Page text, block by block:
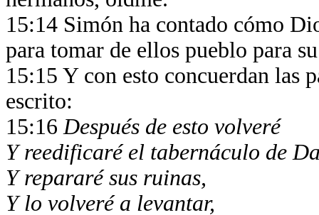
15:14 Simón ha contado cómo
para tomar de ellos pueblo para
15:15 Y con esto concuerdan las
escrito:
15:16 Después de esto volveré
Y reedificaré el tabernáculo de
Y repararé sus ruinas,
Y lo volveré a levantar,